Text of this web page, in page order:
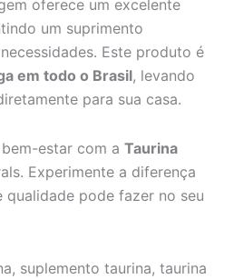
oferece um excelente
um suprimento
Este produto é
em todo o Brasil, levando
para sua casa.
estar com a Taurina
Experimente a diferença
qualidade pode fazer no seu
suplemento taurina, taurina